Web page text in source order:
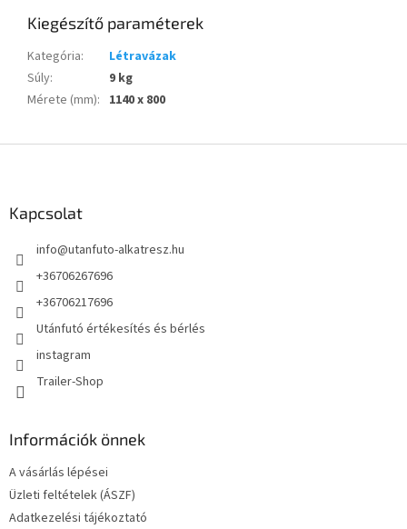
Kiegészítő paraméterek
Kategória:
Létravázak
Súly:
9 kg
Mérete (mm): 1140 x 800
Kapcsolat
info@utanfuto-alkatresz.hu
+36706267696
+36706217696
Utánfutó értékesítés és bérlés
instagram
Trailer-Shop
Információk önnek
A vásárlás lépései
Üzleti feltételek (ÁSZF)
Adatkezelési tájékoztató